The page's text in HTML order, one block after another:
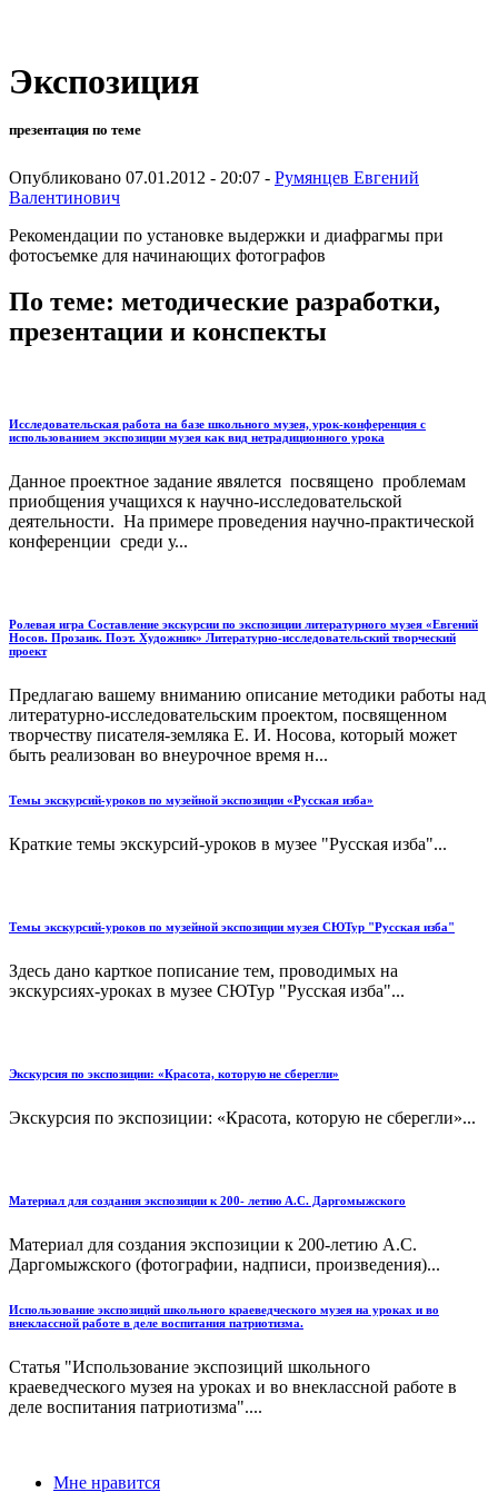
Экспозиция
презентация по теме
Опубликовано 07.01.2012 - 20:07 - Румянцев Евгений
Валентинович
Рекомендации по установке выдержки и диафрагмы при
фотосъемке для начинающих фотографов
По теме: методические разработки,
презентации и конспекты
Исследовательская работа на базе школьного музея, урок-конференция с
использованием экспозиции музея как вид нетрадиционного урока
Данное проектное задание явялется посвящено проблемам
приобщения учащихся к научно-исследовательской
деятельности. На примере проведения научно-практической
конференции среди у...
Ролевая игра Составление экскурсии по экспозиции литературного музея «Евгений
Носов. Прозаик. Поэт. Художник» Литературно-исследовательский творческий
проект
Предлагаю вашему вниманию описание методики работы над
литературно-исследовательским проектом, посвященном
творчеству писателя-земляка Е. И. Носова, который может
быть реализован во внеурочное время н...
Темы экскурсий-уроков по музейной экспозиции «Русская изба»
Краткие темы экскурсий-уроков в музее "Русская изба"...
Темы экскурсий-уроков по музейной экспозиции музея СЮТур "Русская изба"
Здесь дано карткое пописание тем, проводимых на
экскурсиях-уроках в музее СЮТур "Русская изба"...
Экскурсия по экспозиции: «Красота, которую не сберегли»
Экскурсия по экспозиции: «Красота, которую не сберегли»...
Материал для создания экспозиции к 200- летию А.С. Даргомыжского
Материал для создания экспозиции к 200-летию А.С.
Даргомыжского (фотографии, надписи, произведения)...
Использование экспозиций школьного краеведческого музея на уроках и во
внеклассной работе в деле воспитания патриотизма.
Статья "Использование экспозиций школьного
краеведческого музея на уроках и во внеклассной работе в
деле воспитания патриотизма"....
Мне нравится